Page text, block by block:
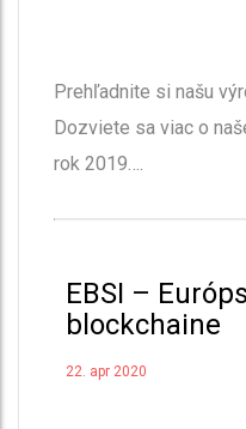
Prehľadnite si našu
Dozviete sa viac o
rok 2019….
EBSI –
blockchaine
22. apr 2020